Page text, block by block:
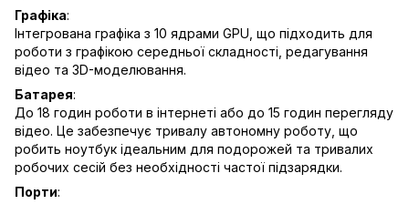
Графіка:
Інтегрована графіка з 10 ядрами GPU, що підходить для
роботи з графікою середньої складності, редагування
відео та 3D-моделювання.
Батарея:
До 18 годин роботи в інтернеті або до 15 годин перегляду
відео. Це забезпечує тривалу автономну роботу, що
робить ноутбук ідеальним для подорожей та тривалих
робочих сесій без необхідності частої підзарядки.
Порти: